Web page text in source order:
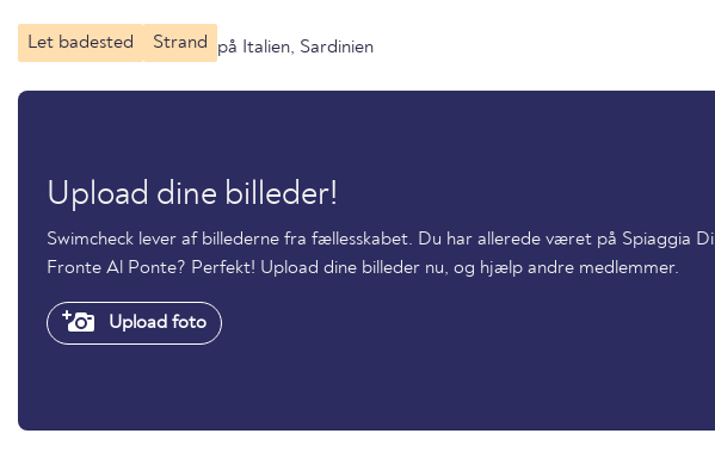
Let badested Strand på Italien, Sardinien
Upload dine billeder!
Swimcheck lever af billederne fra fællesskabet. Du har allerede været på Spiaggia Di
Fronte Al Ponte? Perfekt! Upload dine billeder nu, og hjælp andre medlemmer.
Upload foto